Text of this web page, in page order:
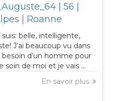
| 56 |
| Roanne
belle, intelligente,
J’ai beaucoup vu dans
d’un homme pour
soin de moi et je vais ...
En savoir plus